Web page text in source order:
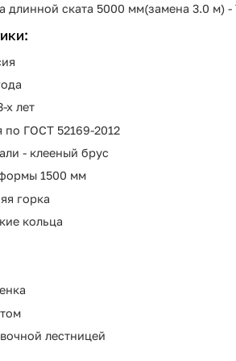
длинной ската 5000 мм(замена 3.0 м) -
х лет
по ГОСТ 52169-2012
- клееный брус
1500 мм
горка
кольца
лестницей